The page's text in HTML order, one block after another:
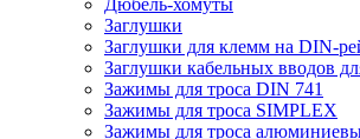
Заглушки
Заглушки для клемм на DIN-
Заглушки кабельных вводов
Зажимы для троса DIN 741
Зажимы для троса SIMPLEX
Зажимы для троса